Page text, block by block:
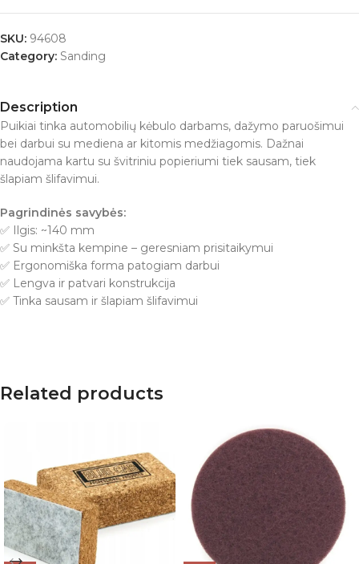
SKU: 94608
Category: Sanding
Description
Puikiai tinka automobilių kėbulo darbams, dažymo paruošimui
bei darbui su mediena ar kitomis medžiagomis. Dažnai
naudojama kartu su švitriniu popieriumi tiek sausam, tiek
šlapiam šlifavimui.
Pagrindinės savybės:
✅ Ilgis: ~140 mm
✅ Su minkšta kempine – geresniam prisitaikymui
✅ Ergonomiška forma patogiam darbui
✅ Lengva ir patvari konstrukcija
✅ Tinka sausam ir šlapiam šlifavimui
Related products